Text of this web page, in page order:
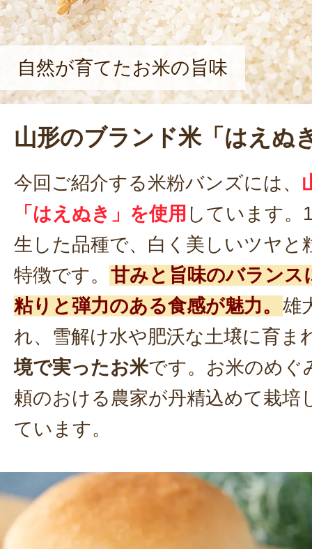
自然が育てたお米の旨味
山形のブランド米「はえぬ
今回ご紹介する米粉バンズには、
「はえぬき」を使用 しています。
生した品種で、白く美しいツヤと
特徴です。 甘みと旨味のバランス
粘りと弾力のある食感が魅力。 雄
れ、雪解け水や肥沃な土壌に育ま
境で実ったお米です。お米のめぐ
頼のおける農家が丹精込めて栽培
ています。